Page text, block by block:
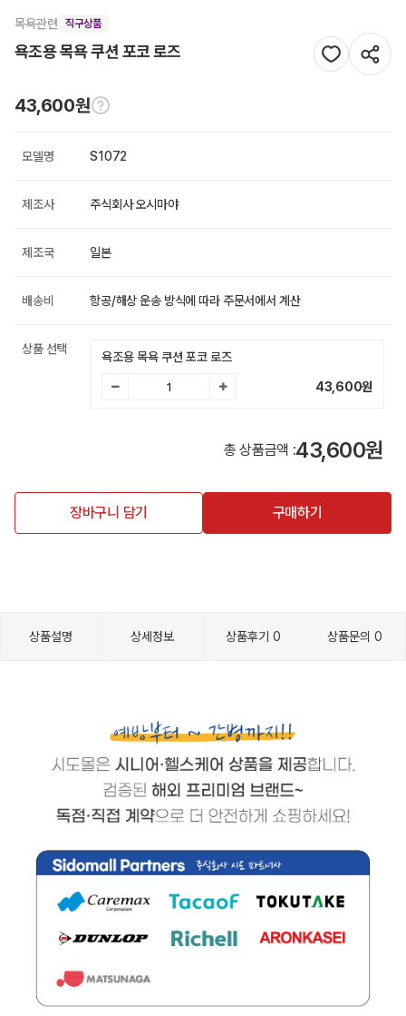
목욕관련 직구상품
욕조용 목욕 쿠션 포코 로즈
43,600원
모델명 S1072
제조사 주식회사 오시마야
제조국 일본
배송비 항공/해상 운송 방식에 따라 주문서에서 계산
상품 선택
욕조용 목욕 쿠션 포코 로즈
43,600원
총 상품금액 :43,600원
장바구니 담기 구매하기
상품설명 상세정보 상품후기0 상품문의0